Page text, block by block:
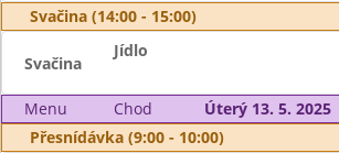
Svačina (14:00 - 15:00)
Svačina
Jídlo
Menu Chod
Úterý 13. 5. 2025
Přesnídávka (9:00 - 10:00)